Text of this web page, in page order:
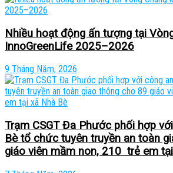
Nhiều hoạt động ấn tượng tại
InnoGreenLife 2025–2026
9 Tháng Năm, 2026
Trạm CSGT Đa Phước phối hợp
Bè tổ chức tuyên truyền an toàn
giáo viên mầm non, 210 trẻ em